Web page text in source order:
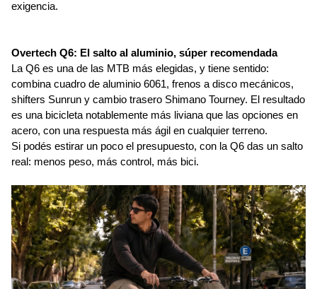
exigencia.
Overtech Q6: El salto al aluminio, súper recomendada
La Q6 es una de las MTB más elegidas, y tiene sentido:
combina cuadro de aluminio 6061, frenos a disco mecánicos,
shifters Sunrun y cambio trasero Shimano Tourney. El resultado
es una bicicleta notablemente más liviana que las opciones en
acero, con una respuesta más ágil en cualquier terreno.
Si podés estirar un poco el presupuesto, con la Q6 das un salto
real: menos peso, más control, más bici.